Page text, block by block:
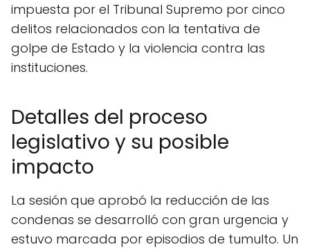
impuesta por el Tribunal Supremo por cinco
delitos relacionados con la tentativa de
golpe de Estado y la violencia contra las
instituciones.
Detalles del proceso
legislativo y su posible
impacto
La sesión que aprobó la reducción de las
condenas se desarrolló con gran urgencia y
estuvo marcada por episodios de tumulto. Un